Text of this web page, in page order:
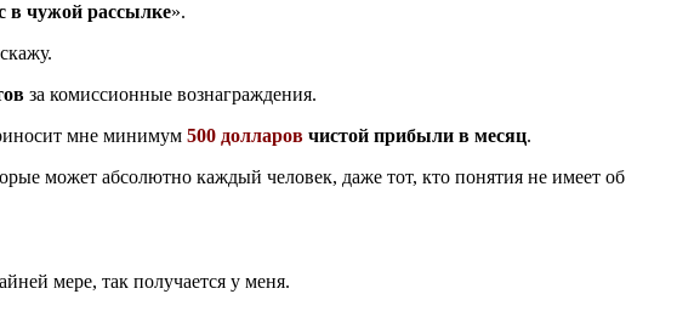
в чужой рассылке».
за комиссионные вознаграждения.
мне минимум 500 долларов чистой прибыли в месяц.
может абсолютно каждый человек, даже тот, кто понятия не имеет об
мере, так получается у меня.